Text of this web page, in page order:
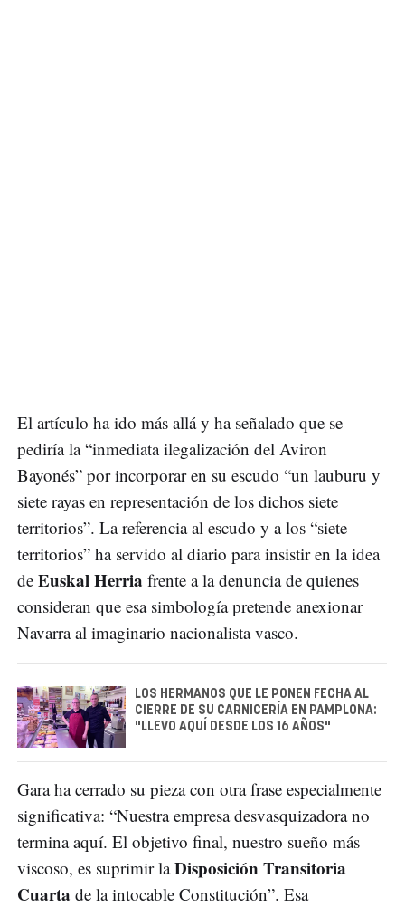
El artículo ha ido más allá y ha señalado que se
pediría la “inmediata ilegalización del Aviron
Bayonés” por incorporar en su escudo “un lauburu y
siete rayas en representación de los dichos siete
territorios”. La referencia al escudo y a los “siete
territorios” ha servido al diario para insistir en la idea
de Euskal Herria frente a la denuncia de quienes
consideran que esa simbología pretende anexionar
Navarra al imaginario nacionalista vasco.
LOS HERMANOS QUE LE PONEN FECHA AL
CIERRE DE SU CARNICERÍA EN PAMPLONA:
"LLEVO AQUÍ DESDE LOS 16 AÑOS"
Gara ha cerrado su pieza con otra frase especialmente
significativa: “Nuestra empresa desvasquizadora no
termina aquí. El objetivo final, nuestro sueño más
viscoso, es suprimir laDisposición Transitoria
Cuarta de la intocable Constitución”. Esa